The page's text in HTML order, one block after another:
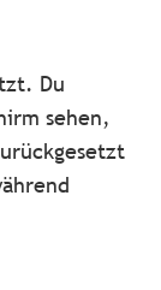
Du
sehen,